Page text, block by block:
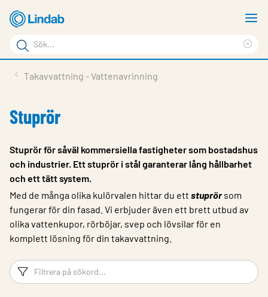
Hoppa
till
huvudinnehållet
Sökord
Sök
på
Service & Support
Om Lindab
Kontakt
Logga in
Choose languge
Takavvattning - Vattenavrinning
Stuprör
Stuprör för såväl kommersiella fastigheter som bostadshus
och industrier. Ett stuprör i stål garanterar lång hållbarhet
och ett tätt system.
Med de många olika kulörvalen hittar du ett stuprörsom
fungerar för din fasad. Vi erbjuder även ett brett utbud av
olika vattenkupor, rörböjar, svep och lövsilar för en
komplett lösning för din takavvattning.
Filtreringsord